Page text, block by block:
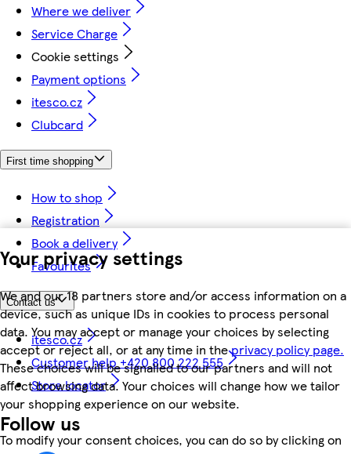
Your privacy settings
We and our 18 partners store and/or access information on a
device, such as unique IDs in cookies to process personal
data. You may accept or manage your choices by selecting
accept or reject all, or at any time in theprivacy policy page.
These choices will be signalled to our partners and will not
affect browsing data. Your choices will change how we tailor
your shopping experience on our website.
To modify your consent choices, you can do so by clicking on
Where we deliver
Service Charge
Cookie settings
Payment options
itesco.cz
Clubcard
First time shopping
How to shop
Registration
Book a delivery
Favourites
Contact us
itesco.cz
Customer help +420 800 222 555
Store locator
Follow us